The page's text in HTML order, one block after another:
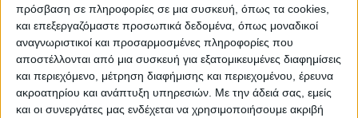
πρόσβαση σε πληροφορίες σε μια συσκευή, όπως τα cookies,
και επεξεργαζόμαστε προσωπικά δεδομένα, όπως μοναδικοί
αναγνωριστικοί και προσαρμοσμένες πληροφορίες που
αποστέλλονται από μια συσκευή για εξατομικευμένες διαφημίσεις
και περιεχόμενο, μέτρηση διαφήμισης και περιεχομένου, έρευνα
ακροατηρίου και ανάπτυξη υπηρεσιών. Με την άδειά σας, εμείς
και οι συνεργάτες μας ενδέχεται να χρησιμοποιήσουμε ακριβή
Δρόμου